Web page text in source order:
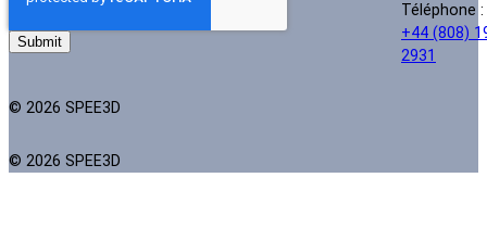
© 2026 SPEE3D
Téléphone :
+44 (808)
2931
© 2026 SPEE3D